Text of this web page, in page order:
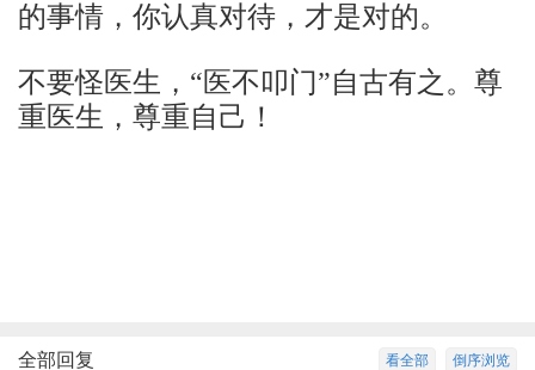
的事情，你认真对待，才是对的。
不要怪医生，“医不叩门”自古有之。尊
重医生，尊重自己！
倒序浏览
看全部
全部回复